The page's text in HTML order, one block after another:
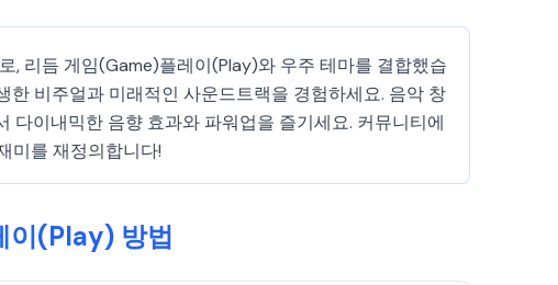
리듬 게임(Game)플레이(Play)와 우주 테마를 결합했습
비주얼과 미래적인 사운드트랙을 경험하세요. 음악 창
이내믹한 음향 효과와 파워업을 즐기세요. 커뮤니티에
미를 재정의합니다!
(Play) 방법